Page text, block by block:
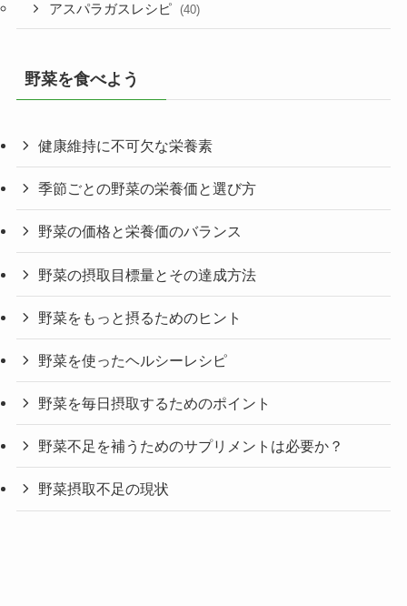
アスパラガスレシピ (40)
野菜を食べよう
健康維持に不可欠な栄養素
季節ごとの野菜の栄養価と選び方
野菜の価格と栄養価のバランス
野菜の摂取目標量とその達成方法
野菜をもっと摂るためのヒント
野菜を使ったヘルシーレシピ
野菜を毎日摂取するためのポイント
野菜不足を補うためのサプリメントは必要か？
野菜摂取不足の現状